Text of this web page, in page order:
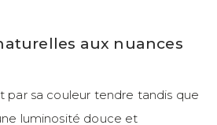
aux nuances
par sa couleur tendre tandis que
luminosité douce et